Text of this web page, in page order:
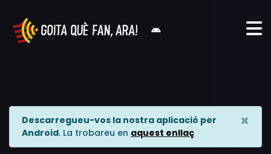
Descarregueu-vos la nostra aplicació per
Android. La trobareu en aquest enllaç
×